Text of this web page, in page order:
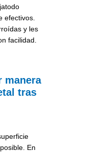
efectivos.
y les
facilidad.
manera
tras
En